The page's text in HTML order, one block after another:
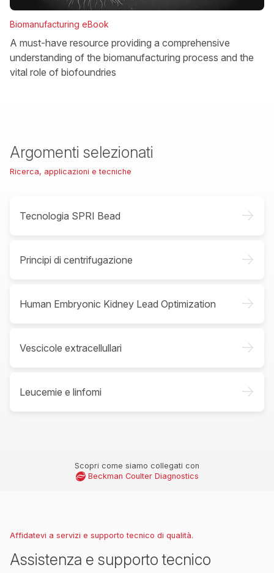
Biomanufacturing eBook
A must-have resource providing a comprehensive
understanding of the biomanufacturing process and the
vital role of biofoundries
Argomenti selezionati
Ricerca, applicazioni e tecniche
Tecnologia SPRI Bead ->
Principi di centrifugazione ->
Human Embryonic Kidney Lead Optimization ->
Vescicole extracellullari ->
Leucemie e linfomi ->
Scopri come siamo collegati con
Beckman Coulter Diagnostics
Affidatevi a servizi e supporto tecnico di qualità.
Assistenza e supporto tecnico